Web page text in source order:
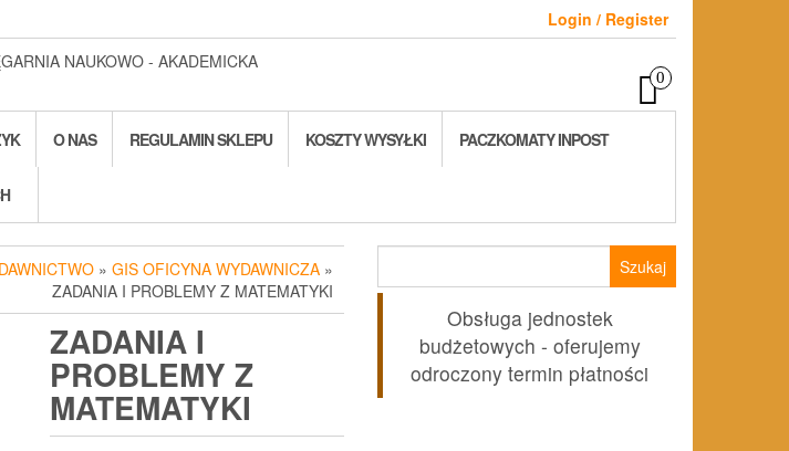
Login / Register
NAUKOWO - AKADEMICKA
0
O NAS REGULAMIN SKLEPU KOSZTY WYSYŁKI PACZKOMATY INPOST
» GIS OFICYNA WYDAWNICZA »
ZADANIA I PROBLEMY Z MATEMATYKI
ZADANIA I
PROBLEMY Z
MATEMATYKI
Obsługa jednostek
budżetowych - oferujemy
odroczony termin płatności